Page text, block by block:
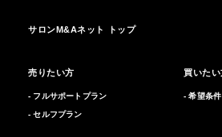
サロンM&Aネット トップ
売りたい方
- フルサポートプラン
- セルフプラン
買いたい
- 希望条